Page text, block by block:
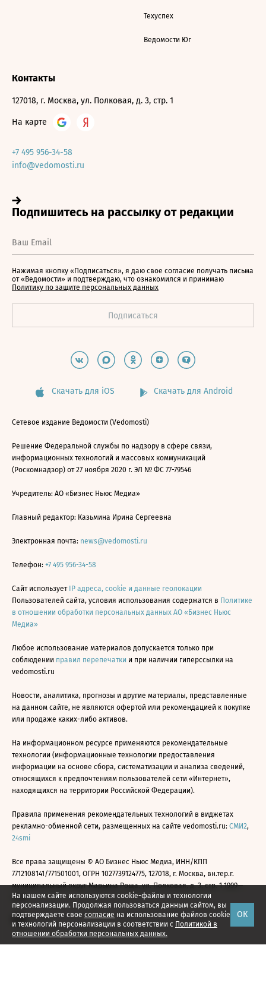
На нашем сайте используются cookie-файлы и технологии
персонализации. Продолжая пользоваться данным сайтом, вы
подтверждаете свое согласие на использование файлов cookie
и технологий персонализации в соответствии с Политикой в
отношении обработки персональных данных.
ОК
Техуспех
Ведомости Юг
Контакты
127018, г. Москва, ул. Полковая, д. 3, стр. 1
На карте
+7 495 956-34-58
info@vedomosti.ru
Нажимая кнопку «Подписаться», я даю свое согласие получать письма
от «Ведомости» и подтверждаю, что ознакомился и принимаю
Политику по защите персональных данных
Скачать для iOS Скачать для Android
Сетевое издание Ведомости (Vedomosti)
Решение Федеральной службы по надзору в сфере связи,
информационных технологий и массовых коммуникаций
(Роскомнадзор) от 27 ноября 2020 г. ЭЛ № ФС 77-79546
Учредитель: АО «Бизнес Ньюс Медиа»
Главный редактор: Казьмина Ирина Сергеевна
Электронная почта: news@vedomosti.ru
Телефон: +7 495 956-34-58
Сайт использует IP адреса, cookie и данные геолокации
Пользователей сайта, условия использования содержатся в Политике
в отношении обработки персональных данных АО «Бизнес Ньюс
Медиа»
Любое использование материалов допускается только при
соблюдении правил перепечатки и при наличии гиперссылки на
vedomosti.ru
Новости, аналитика, прогнозы и другие материалы, представленные
на данном сайте, не являются офертой или рекомендацией к покупке
или продаже каких-либо активов.
На информационном ресурсе применяются рекомендательные
технологии (информационные технологии предоставления
информации на основе сбора, систематизации и анализа сведений,
относящихся к предпочтениям пользователей сети «Интернет»,
находящихся на территории Российской Федерации).
Правила применения рекомендательных технологий в виджетах
рекламно-обменной сети, размещенных на сайте vedomosti.ru: СМИ2,
24smi
Все права защищены © АО Бизнес Ньюс Медиа, ИНН/КПП
7712108141/771501001, ОГРН 1027739124775, 127018, г. Москва, вн.тер.г.
муниципальный округ Марьина Роща, ул. Полковая, д. 3, стр. 1 1999—
2026